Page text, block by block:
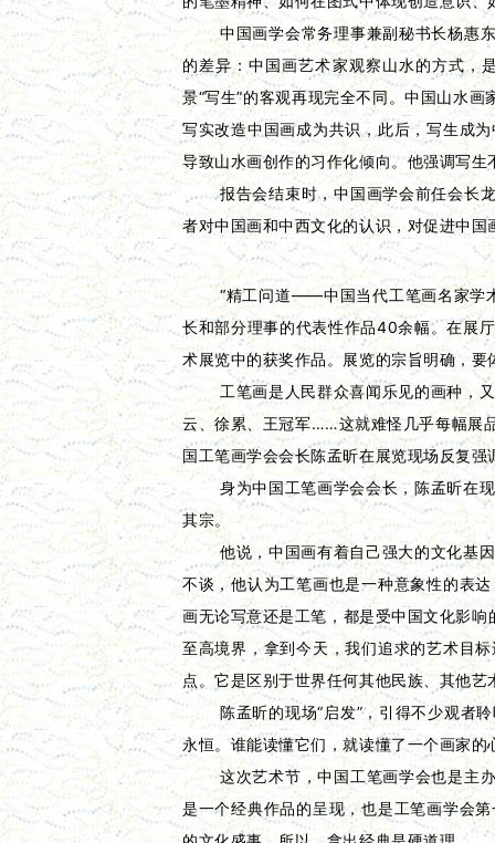
中国画学会常务理事兼副秘书长杨惠
的差异：中国画艺术家观察山水的方式，
景“写生”的客观再现完全不同。中国山水
写实改造中国画成为共识，此后，写生成
导致山水画创作的习作化倾向。他强调写
报告会结束时，中国画学会前任会长
者对中国画和中西文化的认识，对促进中国
“精工问道——中国当代工笔画名家学
长和部分理事的代表性作品40余幅。在展
术展览中的获奖作品。展览的宗旨明确，
工笔画是人民群众喜闻乐见的画种，
云、徐累、王冠军……这就难怪几乎每幅展
国工笔画学会会长陈孟昕在展览现场反复
身为中国工笔画学会会长，陈孟昕在
其宗。
他说，中国画有着自己强大的文化基
不谈，他认为工笔画也是一种意象性的表
画无论写意还是工笔，都是受中国文化影
至高境界，拿到今天，我们追求的艺术目
点。它是区别于世界任何其他民族、其他
陈孟昕的现场“启发”，引得不少观者
永恒。谁能读懂它们，就读懂了一个画家
这次艺术节，中国工笔画学会也是主
是一个经典作品的呈现，也是工笔画学会